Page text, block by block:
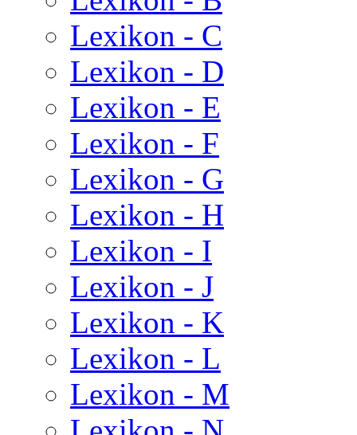
Lexikon - C
Lexikon - D
Lexikon - E
Lexikon - F
Lexikon - G
Lexikon - H
Lexikon - I
Lexikon - J
Lexikon - K
Lexikon - L
Lexikon - M